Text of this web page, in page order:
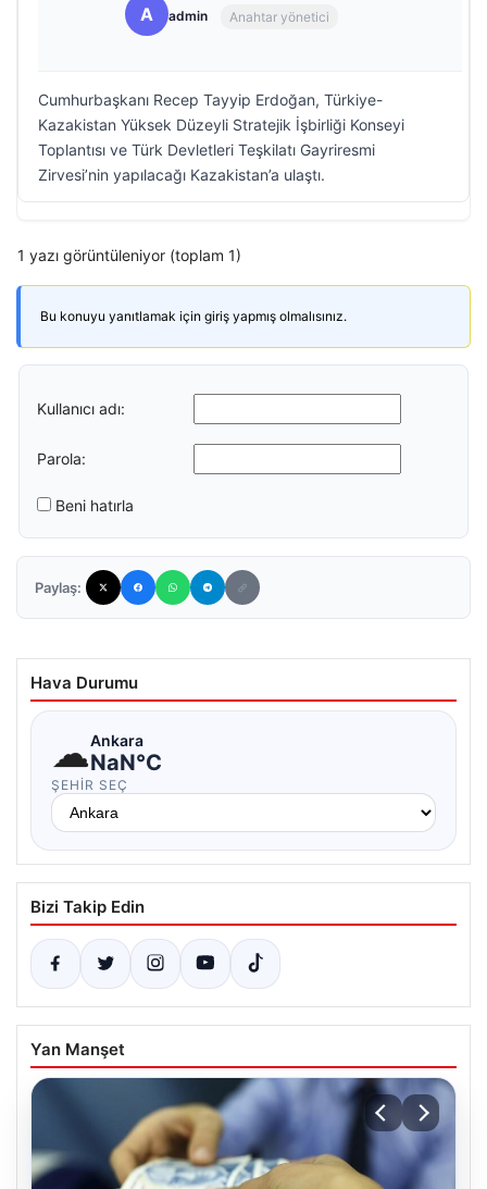
A admin Anahtar yönetici
Cumhurbaşkanı Recep Tayyip Erdoğan, Türkiye-
Kazakistan Yüksek Düzeyli Stratejik İşbirliği Konseyi
Toplantısı ve Türk Devletleri Teşkilatı Gayriresmi
Zirvesi’nin yapılacağı Kazakistan’a ulaştı.
1 yazı görüntüleniyor (toplam 1)
Bu konuyu yanıtlamak için giriş yapmış olmalısınız.
Kullanıcı adı:
Parola:
Beni hatırla
Paylaş:
Hava Durumu
☁Ankara
NaN°C
ŞEHIR SEÇ
Bizi Takip Edin
Yan Manşet